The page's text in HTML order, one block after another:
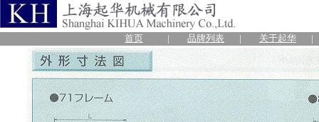
首页 | 品牌列表 | 关于起华 |